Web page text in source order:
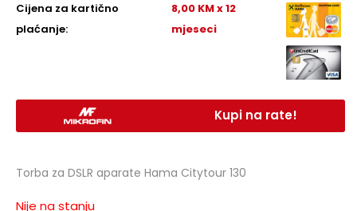
Cijena za kartično
plaćanje:
8,00 KM x 12
mjeseci
Kupi na rate!
Torba za DSLR aparate Hama Citytour 130
Nije na stanju